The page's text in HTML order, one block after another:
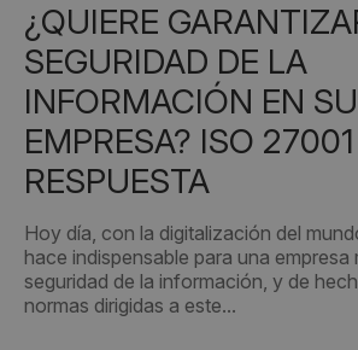
¿QUIERE GARANTIZAR LA
SEGURIDAD DE LA
INFORMACIÓN EN SU
EMPRESA? ISO
RESPUESTA
Hoy día, con la digitalización del
hace indispensable para una empresa
seguridad de la información, y de
normas dirigidas a este...